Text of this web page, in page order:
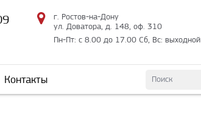
г. Ростов-на-Дону
ул. Доватора, д. 148, оф. 310
Пн-Пт: с 8.00 до 17.00 Сб, Вс: выходной
Контакты